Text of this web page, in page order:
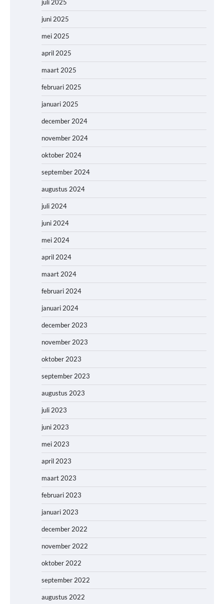
juli 2025
juni 2025
mei 2025
april 2025
maart 2025
februari 2025
januari 2025
december 2024
november 2024
oktober 2024
september 2024
augustus 2024
juli 2024
juni 2024
mei 2024
april 2024
maart 2024
februari 2024
januari 2024
december 2023
november 2023
oktober 2023
september 2023
augustus 2023
juli 2023
juni 2023
mei 2023
april 2023
maart 2023
februari 2023
januari 2023
december 2022
november 2022
oktober 2022
september 2022
augustus 2022